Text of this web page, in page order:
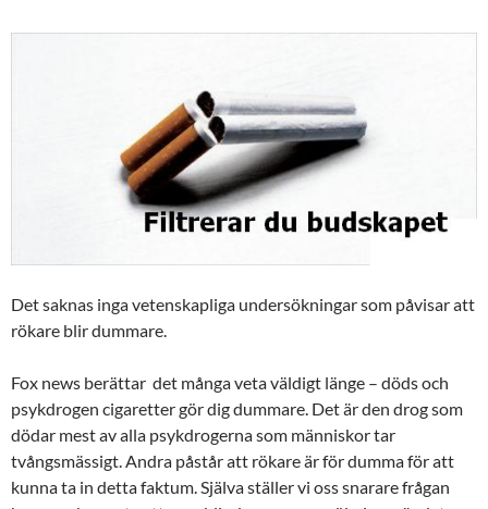
Det saknas inga vetenskapliga undersökningar som påvisar att
rökare blir dummare.
Fox news berättar det många veta väldigt länge – döds och
psykdrogen cigaretter gör dig dummare. Det är den drog som
dödar mest av alla psykdrogerna som människor tar
tvångsmässigt. Andra påstår att rökare är för dumma för att
kunna ta in detta faktum. Själva ställer vi oss snarare frågan